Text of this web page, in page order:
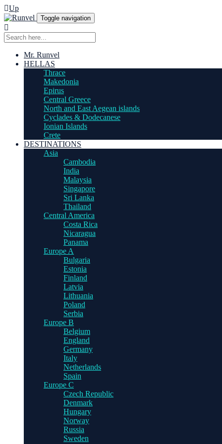
Up
Toggle navigation
Mr. Runvel
HELLAS
Thrace
Makedonia
Epirus
Central Greece
North and East Aegean islands
Cyclades & Dodecanese
Ionian Islands
Crete
DESTINATIONS
Asia
Cambodia
India
Malaysia
Singapore
Sri Lanka
Thailand
Central America
Costa Rica
Nicaragua
Panama
Europe A
Bulgaria
Estonia
Finland
Latvia
Lithuania
Poland
Serbia
Europe B
Belgium
England
Germany
Italy
Netherlands
Spain
Europe C
Czech Republic
Denmark
Hungary
Norway
Russia
Sweden